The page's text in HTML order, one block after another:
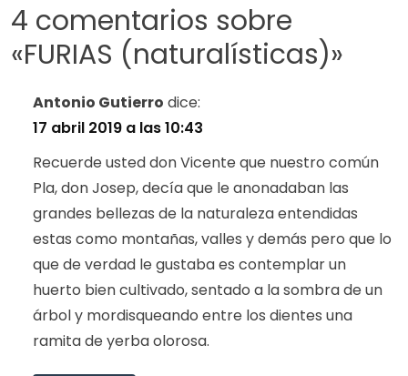
4 comentarios sobre
«FURIAS (naturalísticas)»
Antonio Gutierro dice:
17 abril 2019 a las 10:43
Recuerde usted don Vicente que nuestro común
Pla, don Josep, decía que le anonadaban las
grandes bellezas de la naturaleza entendidas
estas como montañas, valles y demás pero que lo
que de verdad le gustaba es contemplar un
huerto bien cultivado, sentado a la sombra de un
árbol y mordisqueando entre los dientes una
ramita de yerba olorosa.